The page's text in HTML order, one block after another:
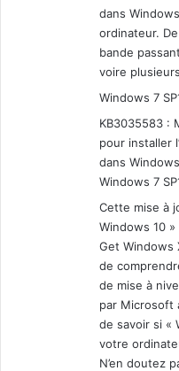
dans
ordinateur.
bande
voire
Windows 7
KB3035583 :
pour installer
dans
Windows 7
Cette mise à
Windows 10 »
Get Windows
de
de mise à
par Microsoft
de savoir si «
votre
N’en doutez